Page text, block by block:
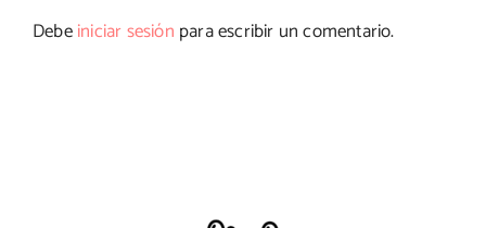
Debeiniciar sesión para escribir un comentario.